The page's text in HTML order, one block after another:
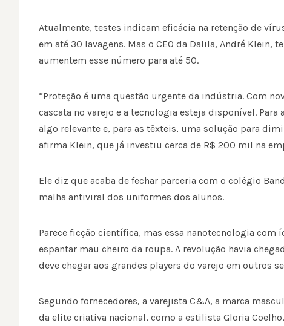
Atualmente, testes indicam eficácia na retenção de
em até 30 lavagens. Mas o CEO da Dalila, André Klein,
aumentem esse número para até 50.
“Proteção é uma questão urgente da indústria. Com
cascata no varejo e a tecnologia esteja disponível.
algo relevante e, para as têxteis, uma solução para
afirma Klein, que já investiu cerca de R$ 200 mil na
Ele diz que acaba de fechar parceria com o colégio
malha antiviral dos uniformes dos alunos.
Parece ficção científica, mas essa nanotecnologia com
espantar mau cheiro da roupa. A revolução havia
deve chegar aos grandes players do varejo em outros
Segundo fornecedores, a varejista C&A, a marca
da elite criativa nacional, como a estilista Gloria